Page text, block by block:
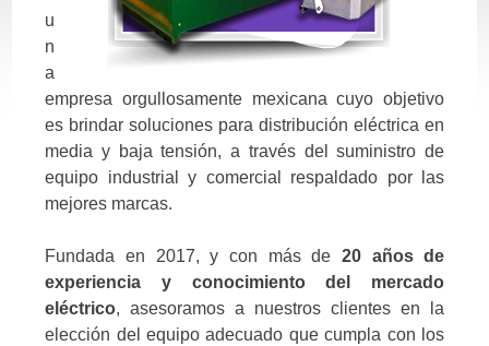
u
n
a
empresa orgullosamente mexicana cuyo objetivo
es brindar soluciones para distribución eléctrica en
media y baja tensión, a través del suministro de
equipo industrial y comercial respaldado por las
mejores marcas.
Fundada en 2017, y con más de 20 años de
experiencia y conocimiento del mercado
eléctrico, asesoramos a nuestros clientes en la
elección del equipo adecuado que cumpla con los